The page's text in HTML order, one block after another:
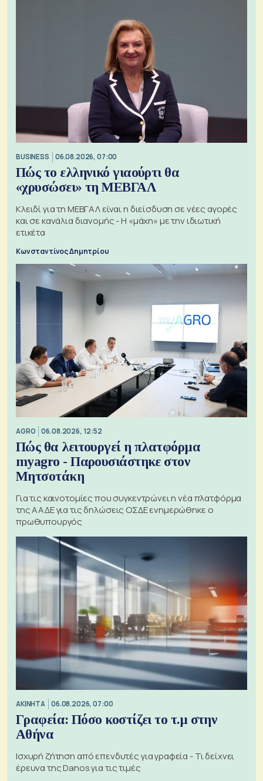
BUSINESS 06.08.2026, 07:00
Πώς το ελληνικό γιαούρτι θα
«χρυσώσει» τη ΜΕΒΓΑΛ
Κλειδί για τη ΜΕΒΓΑΛ είναι η διείσδυση σε νέες αγορές
και σε κανάλια διανομής - Η «μάχη» με την ιδιωτική
ετικέτα
Κωνσταντίνος Δημητρίου
AGRO 06.08.2026, 12:52
Πώς θα λειτουργεί η πλατφόρμα
myagro - Παρουσιάστηκε στον
Μητσοτάκη
Για τις καινοτομίες που συγκεντρώνει η νέα πλατφόρμα
της ΑΑΔΕ για τις δηλώσεις ΟΣΔΕ ενημερώθηκε ο
πρωθυπουργός
ΑΚΙΝΗΤΑ 06.08.2026, 07:00
Γραφεία: Πόσο κοστίζει το τ.μ στην
Αθήνα
Ισχυρή ζήτηση από επενδυτές για γραφεία - Τι δείχνει
έρευνα της Danos για τις τιμές